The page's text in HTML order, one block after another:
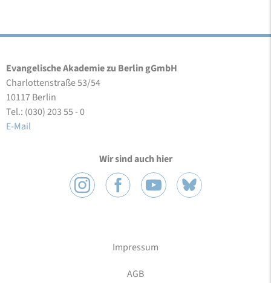
Evangelische Akademie zu Berlin gGmbH
Charlottenstraße 53/54
10117 Berlin
Tel.: (030) 203 55 - 0
E-Mail
Wir sind auch hier
Impressum
AGB